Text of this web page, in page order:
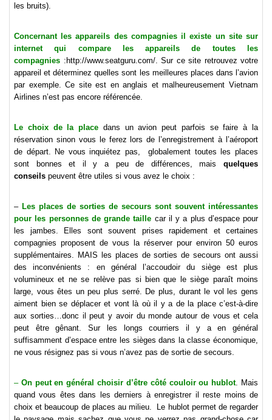
les bruits).
Concernant les appareils des compagnies il existe un site sur
internet qui compare les appareils de toutes les
compagnies :http://www.seatguru.com/. Sur ce site retrouvez votre
appareil et déterminez quelles sont les meilleures places dans l’avion
par exemple. Ce site est en anglais et malheureusement Vietnam
Airlines n’est pas encore référencée.
Le choix de la place dans un avion peut parfois se faire à la
réservation sinon vous le ferez lors de l’enregistrement à l’aéroport
de départ. Ne vous inquiétez pas, globalement toutes les places
sont bonnes et il y a peu de différences, mais quelques
conseils peuvent être utiles si vous avez le choix :
– Les places de sorties de secours sont souvent intéressantes
pour les personnes de grande taille car il y a plus d’espace pour
les jambes. Elles sont souvent prises rapidement et certaines
compagnies proposent de vous la réserver pour environ 50 euros
supplémentaires. MAIS les places de sorties de secours ont aussi
des inconvénients : en général l’accoudoir du siège est plus
volumineux et ne se relève pas si bien que le siège paraît moins
large, vous êtes un peu plus serré. De plus, durant le vol les gens
aiment bien se déplacer et vont là où il y a de la place c’est-à-dire
aux sorties…donc il peut y avoir du monde autour de vous et cela
peut être gênant. Sur les longs courriers il y a en général
suffisamment d’espace entre les sièges dans la classe économique,
ne vous résignez pas si vous n’avez pas de sortie de secours.
– On peut en général choisir d’être côté couloir ou hublot. Mais
quand vous êtes dans les derniers à enregistrer il reste moins de
choix et beaucoup de places au milieu. Le hublot permet de regarder